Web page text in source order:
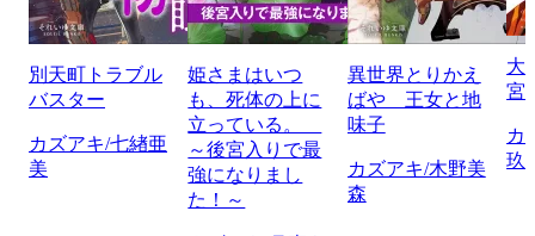
別天町トラブル
バスター
カズアキ/七緖亜
美
姫さまはいつ
も、死体の上に
立っている。
～後宮入りで最
強になりまし
た！～
異世界とりかえ
ばや 王女と地
味子
カズアキ/木野美
森
大
宮
カ
玖/